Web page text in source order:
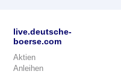
live.deutsche-
boerse.com
Aktien
Anleihen